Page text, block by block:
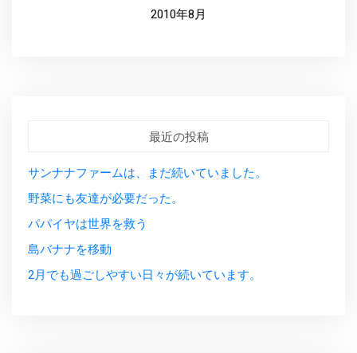
2010年8月
最近の投稿
サンナナファームは、まだ続いていました。
野菜にも友達が必要だった。
パパイヤは世界を救う
島バナナを移動
2月でも過ごしやすい日々が続いています。